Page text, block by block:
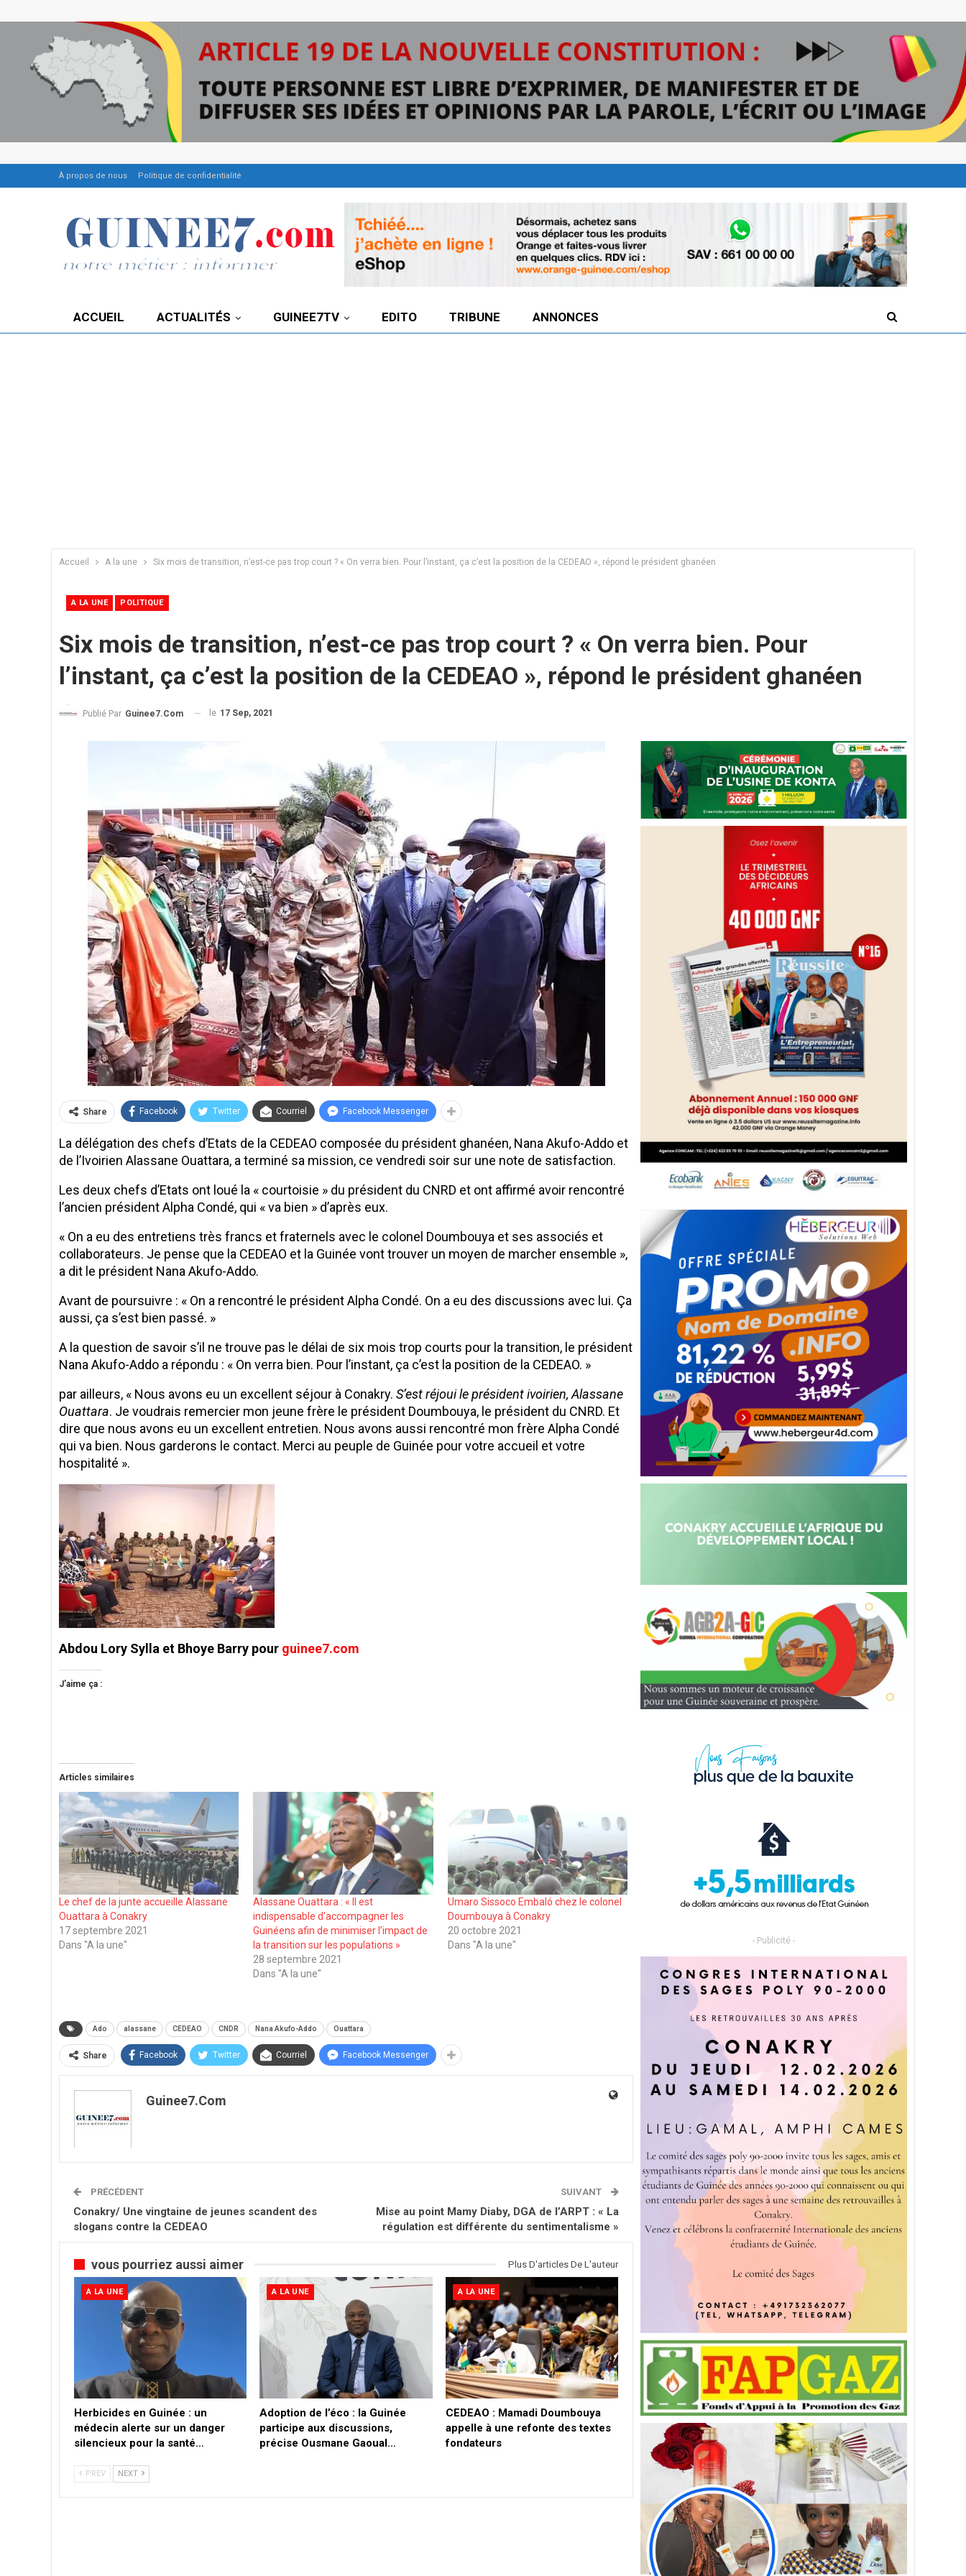
À propos de nous Politique de confidentialité
ACCUEIL ACTUALITÉS GUINEE7TV EDITO TRIBUNE ANNONCES
Accueil A la une Six mois de transition, n’est-ce pas trop court ? « On verra bien. Pour l’instant, ça c’est la position de la CEDEAO », répond le président ghanéen
A LA UNE POLITIQUE
Six mois de transition, n’est-ce pas trop court ? « On verra bien. Pour
l’instant, ça c’est la position de la CEDEAO », répond le président ghanéen
Publié Par Guinee7.com le 17 Sep, 2021
Share Facebook Twitter Courriel Facebook Messenger
La délégation des chefs d’Etats de la CEDEAO composée du président ghanéen, Nana Akufo-Addo et
de l’Ivoirien Alassane Ouattara, a terminé sa mission, ce vendredi soir sur une note de satisfaction.
Les deux chefs d’Etats ont loué la « courtoisie » du président du CNRD et ont affirmé avoir rencontré
l’ancien président Alpha Condé, qui « va bien » d’après eux.
« On a eu des entretiens très francs et fraternels avec le colonel Doumbouya et ses associés et
collaborateurs. Je pense que la CEDEAO et la Guinée vont trouver un moyen de marcher ensemble »,
a dit le président Nana Akufo-Addo.
Avant de poursuivre : « On a rencontré le président Alpha Condé. On a eu des discussions avec lui. Ça
aussi, ça s’est bien passé. »
A la question de savoir s’il ne trouve pas le délai de six mois trop courts pour la transition, le président
Nana Akufo-Addo a répondu : « On verra bien. Pour l’instant, ça c’est la position de la CEDEAO. »
par ailleurs, « Nous avons eu un excellent séjour à Conakry. S’est réjoui le président ivoirien, Alassane
Ouattara. Je voudrais remercier mon jeune frère le président Doumbouya, le président du CNRD. Et
dire que nous avons eu un excellent entretien. Nous avons aussi rencontré mon frère Alpha Condé
qui va bien. Nous garderons le contact. Merci au peuple de Guinée pour votre accueil et votre
hospitalité ».
Abdou Lory Sylla et Bhoye Barry pour guinee7.com
J’aime ça :
Articles similaires
Le chef de la junte accueille Alassane
Ouattara à Conakry
17 septembre 2021
Dans "A la une"
Alassane Ouattara : « Il est
indispensable d’accompagner les
Guinéens afin de minimiser l’impact de
la transition sur les populations »
28 septembre 2021
Dans "A la une"
Umaro Sissoco Embaló chez le colonel
Doumbouya à Conakry
20 octobre 2021
Dans "A la une"
Ado alassane CEDEAO CNDR Nana Akufo-Addo Ouattara
Share Facebook Twitter Courriel Facebook Messenger
Guinee7.com
PRÉCÉDENT
Conakry/ Une vingtaine de jeunes scandent des
slogans contre la CEDEAO
SUIVANT
Mise au point Mamy Diaby, DGA de l’ARPT : « La
régulation est différente du sentimentalisme »
vous pourriez aussi aimer Plus D'articles De L'auteur
A LA UNE
Herbicides en Guinée : un
médecin alerte sur un danger
silencieux pour la santé…
A LA UNE
Adoption de l’éco : la Guinée
participe aux discussions,
précise Ousmane Gaoual…
A LA UNE
CEDEAO : Mamadi Doumbouya
appelle à une refonte des textes
fondateurs
PREV NEXT
- Publicité -